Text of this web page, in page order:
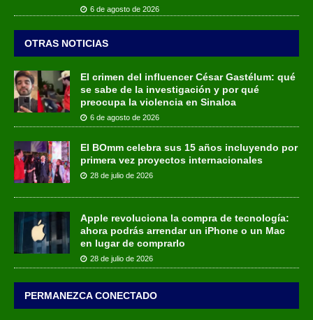
6 de agosto de 2026
OTRAS NOTICIAS
El crimen del influencer César Gastélum: qué
se sabe de la investigación y por qué
preocupa la violencia en Sinaloa
6 de agosto de 2026
El BOmm celebra sus 15 años incluyendo por
primera vez proyectos internacionales
28 de julio de 2026
Apple revoluciona la compra de tecnología:
ahora podrás arrendar un iPhone o un Mac
en lugar de comprarlo
28 de julio de 2026
PERMANEZCA CONECTADO